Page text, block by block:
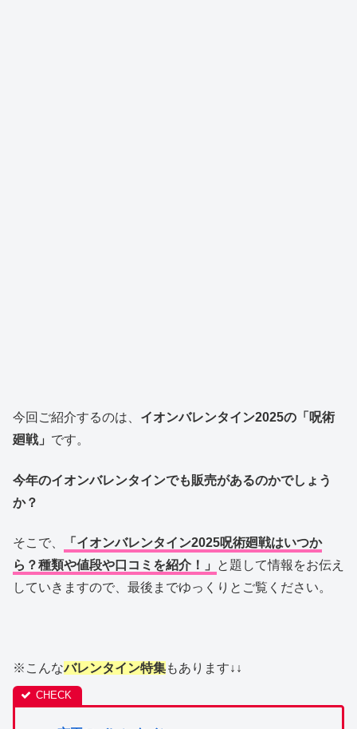
今回ご紹介するのは、 イオンバレンタイン2025の「呪術
廻戦」 です。
今年のイオンバレンタインでも販売があるのかでしょう
か？
そこで、
「イオンバレンタイン2025呪術廻戦はいつか
ら？種類や値段や口コミを紹介！」
と題して情報をお伝え
していきますので、最後までゆっくりとご覧ください。
※こんなバレンタイン特集もあります↓↓